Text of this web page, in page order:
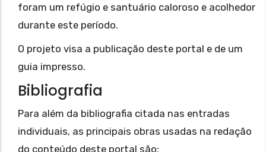
foram um refúgio e santuário caloroso e acolhedor
durante este período.
O projeto visa a publicação deste portal e de um
guia impresso.
Bibliografia
Para além da bibliografia citada nas entradas
individuais, as principais obras usadas na redação
do conteúdo deste portal são: